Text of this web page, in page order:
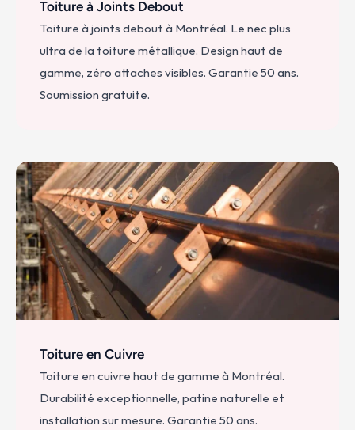
Toiture à Joints Debout
Toiture à joints debout à Montréal. Le nec plus
ultra de la toiture métallique. Design haut de
gamme, zéro attaches visibles. Garantie 50 ans.
Soumission gratuite.
Toiture en Cuivre
Toiture en cuivre haut de gamme à Montréal.
Durabilité exceptionnelle, patine naturelle et
installation sur mesure. Garantie 50 ans.